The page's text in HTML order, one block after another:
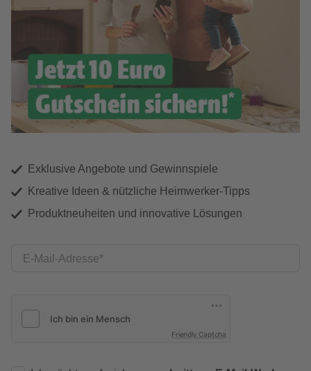
Exklusive Angebote und Gewinnspiele
Kreative Ideen & nützliche Heimwerker-Tipps
Produktneuheiten und innovative Lösungen
E-Mail-Adresse
Friendly Captcha